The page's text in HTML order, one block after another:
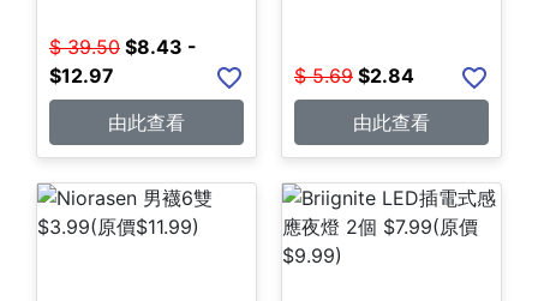
$ 39.50 $8.43 -
$12.97
由此查看
$ 5.69 $2.84
由此查看